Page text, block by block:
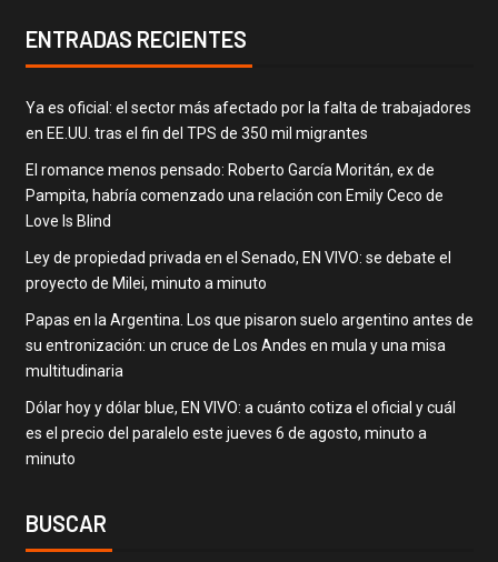
ENTRADAS RECIENTES
Ya es oficial: el sector más afectado por la falta de trabajadores
en EE.UU. tras el fin del TPS de 350 mil migrantes
El romance menos pensado: Roberto García Moritán, ex de
Pampita, habría comenzado una relación con Emily Ceco de
Love Is Blind
Ley de propiedad privada en el Senado, EN VIVO: se debate el
proyecto de Milei, minuto a minuto
Papas en la Argentina. Los que pisaron suelo argentino antes de
su entronización: un cruce de Los Andes en mula y una misa
multitudinaria
Dólar hoy y dólar blue, EN VIVO: a cuánto cotiza el oficial y cuál
es el precio del paralelo este jueves 6 de agosto, minuto a
minuto
BUSCAR